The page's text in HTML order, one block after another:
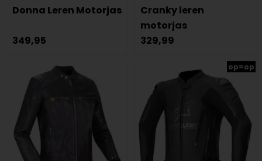
Donna Leren Motorjas
349,95
Cranky leren
motorjas
329,99
op=op